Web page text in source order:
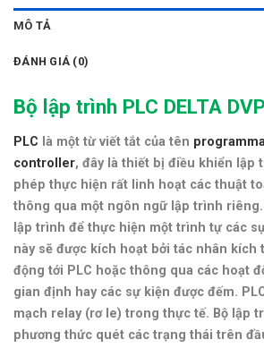
MÔ TẢ
ĐÁNH GIÁ (0)
Bộ lập trình PLC DELTA
PLC là một từ viết tắt của tên
controller, đây là thiết bị điều khiển lập
phép thực hiện rất linh hoạt các thuật
thông qua một ngôn ngữ lập trình
lập trình để thực hiện một trình tự các
này sẽ được kích hoạt bởi tác nhân kích
động tới PLC hoặc thông qua các hoạt
gian định hay các sự kiện được đếm.
mạch relay (rơ le) trong thực tế. Bộ lập
phương thức quét các trạng thái trên